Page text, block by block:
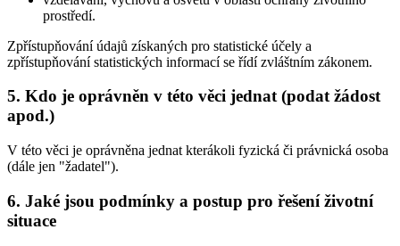
prostředí.
Zpřístupňování údajů získaných pro statistické účely a
zpřístupňování statistických informací se řídí zvláštním zákonem.
5. Kdo je oprávněn v této věci jednat (podat žádost
apod.)
V této věci je oprávněna jednat kterákoli fyzická či právnická osoba
(dále jen "žadatel").
6. Jaké jsou podmínky a postup pro řešení životní
situace